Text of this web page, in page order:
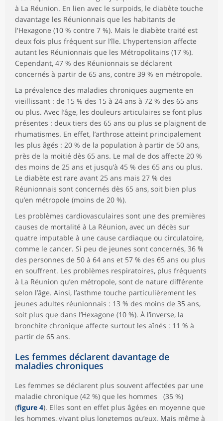
à La Réunion. En lien avec le surpoids, le diabète touche
davantage les Réunionnais que les habitants de
l'Hexagone (10 % contre 7 %). Mais le diabète traité est
deux fois plus fréquent sur l’île. L’hypertension affecte
autant les Réunionnais que les Métropolitains (17 %).
Cependant, 47 % des Réunionnais se déclarent
concernés à partir de 65 ans, contre 39 % en métropole.
La prévalence des maladies chroniques augmente en
vieillissant : de 15 % des 15 à 24 ans à 72 % des 65 ans
ou plus. Avec l’âge, les douleurs articulaires se font plus
présentes : deux tiers des 65 ans ou plus se plaignent de
rhumatismes. En effet, l’arthrose atteint principalement
les plus âgés : 20 % de la population à partir de 50 ans,
près de la moitié dès 65 ans. Le mal de dos affecte 20 %
des moins de 25 ans et jusqu’à 45 % des 65 ans ou plus.
Le diabète est rare avant 25 ans mais 27 % des
Réunionnais sont concernés dès 65 ans, soit bien plus
qu’en métropole (moins de 20 %).
Les problèmes cardiovasculaires sont une des premières
causes de mortalité à La Réunion, avec un décès sur
quatre imputable à une cause cardiaque ou circulatoire,
comme le cancer. Si peu de jeunes sont concernés, 36 %
des personnes de 50 à 64 ans et 57 % des 65 ans ou plus
en souffrent. Les problèmes respiratoires, plus fréquents
à La Réunion qu’en métropole, sont de nature différente
selon l’âge. Ainsi, l’asthme touche particulièrement les
jeunes adultes réunionnais : 13 % des moins de 35 ans,
soit plus que dans l’Hexagone (10 %). À l’inverse, la
bronchite chronique affecte surtout les aînés : 11 % à
partir de 65 ans.
Les femmes déclarent davantage de
maladies chroniques
Les femmes se déclarent plus souvent affectées par une
maladie chronique (42 %) que les hommes (35 %)
(figure 4). Elles sont en effet plus âgées en moyenne que
les hommes, vivant plus longtemps qu’eux. Mais même à